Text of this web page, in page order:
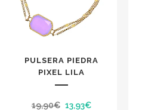
PULSERA PIEDRA
PIXEL LILA
19,90€ El
13,93€El